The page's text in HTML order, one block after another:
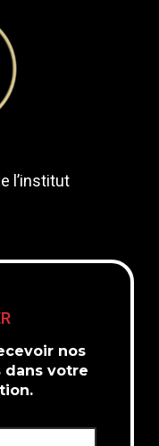
l’institut
nos
dans votre